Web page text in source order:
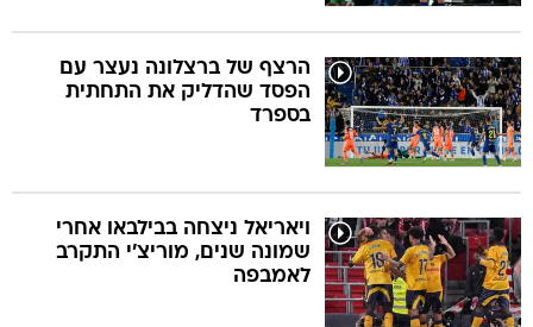
הרצף של ברצלונה נעצר עם
הפסד שהדליק את התחתית
בספרד
ויאריאל ניצחה בבילבאו אחרי
שמונה שנים, מוריצ'י התקרב
לאמבפה